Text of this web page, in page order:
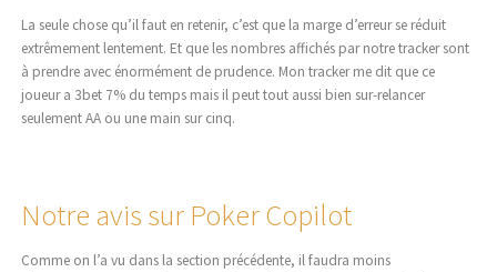
La seule chose qu’il faut en retenir, c’est que la marge d’erreur se réduit
extrêmement lentement. Et que les nombres affichés par notre tracker sont
à prendre avec énormément de prudence. Mon tracker me dit que ce
joueur a 3bet 7% du temps mais il peut tout aussi bien sur-relancer
seulement AA ou une main sur cinq.
Notre avis sur Poker Copilot
Comme on l’a vu dans la section précédente, il faudra moins